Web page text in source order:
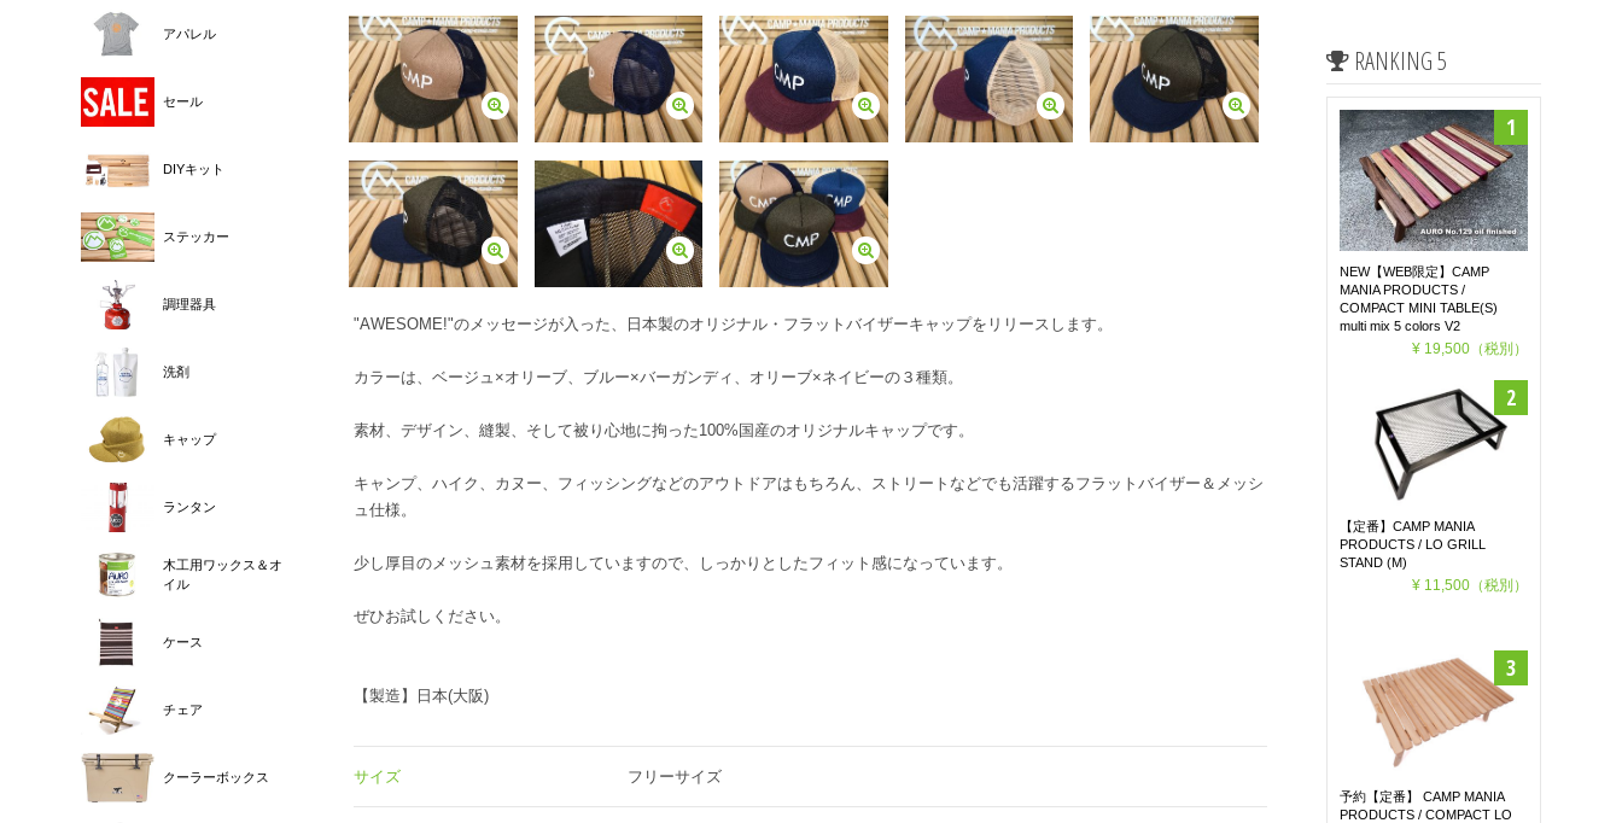
"AWESOME!"のメッセージが入った、日本製のオリジナル・フラットバイザーキャップをリリースします。
カラーは、ベージュ×オリーブ、ブルー×バーガンディ、オリーブ×ネイビーの３種類。
素材、デザイン、縫製、そして被り心地に拘った100%国産のオリジナルキャップです。
キャンプ、ハイク、カヌー、フィッシングなどのアウトドアはもちろん、ストリートなどでも活躍するフラットバイザー＆メッシ
ュ仕様。
少し厚目のメッシュ素材を採用していますので、しっかりとしたフィット感になっています。
ぜひお試しください。
【製造】日本(大阪)
サイズ フリーサイズ
アパレル
セール
DIYキット
ステッカー
調理器具
洗剤
キャップ
ランタン
木工用ワックス＆オ
イル
ケース
チェア
クーラーボックス
RANKING 5
NEW【WEB限定】CAMP
MANIA PRODUCTS /
COMPACT MINI TABLE(S)
multi mix 5 colors V2
¥ 19,500（税別）
【定番】CAMP MANIA
PRODUCTS / LO GRILL
STAND (M)
¥ 11,500（税別）
予約【定番】 CAMP MANIA
PRODUCTS / COMPACT LO